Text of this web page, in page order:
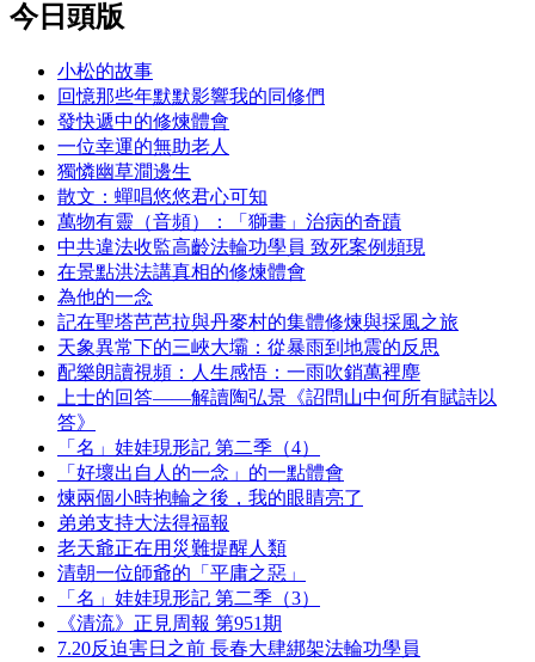
今日頭版
小松的故事
回憶那些年默默影響我的同修們
發快遞中的修煉體會
一位幸運的無助老人
獨憐幽草澗邊生
散文：蟬唱悠悠君心可知
萬物有靈（音頻）：「獅畫」治病的奇蹟
中共違法收監高齡法輪功學員 致死案例頻現
在景點洪法講真相的修煉體會
為他的一念
記在聖塔芭芭拉與丹麥村的集體修煉與採風之旅
天象異常下的三峽大壩：從暴雨到地震的反思
配樂朗讀視頻：人生感悟：一雨吹銷萬裡塵
上士的回答——解讀陶弘景《詔問山中何所有賦詩以
答》
「名」娃娃現形記 第二季（4）
「好壞出自人的一念」的一點體會
煉兩個小時抱輪之後，我的眼睛亮了
弟弟支持大法得福報
老天爺正在用災難提醒人類
清朝一位師爺的「平庸之惡」
「名」娃娃現形記 第二季（3）
《清流》正見周報 第951期
7.20反迫害日之前 長春大肆綁架法輪功學員